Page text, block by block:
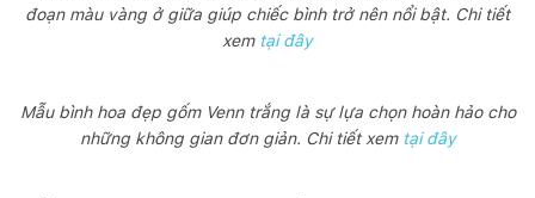
đoạn màu vàng ở giữa giúp chiếc bình trở nên nổi bật. Chi tiết
xem tại đây
Mẫu bình hoa đẹp gốm Venn trắng là sự lựa chọn hoàn hảo cho
những không gian đơn giản. Chi tiết xem tại đây